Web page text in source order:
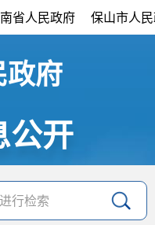
省人民政府 保山市人
政府
公开